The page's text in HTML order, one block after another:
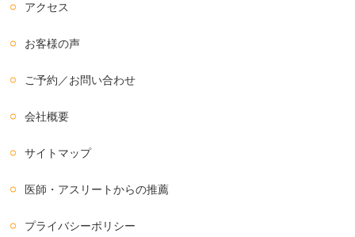
アクセス
お客様の声
ご予約／お問い合わせ
会社概要
サイトマップ
医師・アスリートからの推薦
プライバシーポリシー